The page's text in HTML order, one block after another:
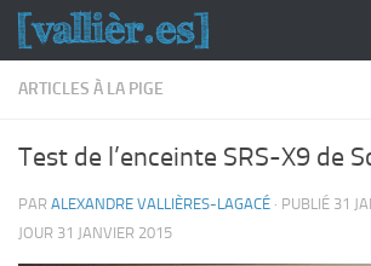
Skip to content
ARTICLES À LA PIGE
Test de l’enceinte SRS-X9 de
PAR ALEXANDRE VALLIÈRES-LAGACÉ · PUBLIÉ 31
JOUR 31 JANVIER 2015